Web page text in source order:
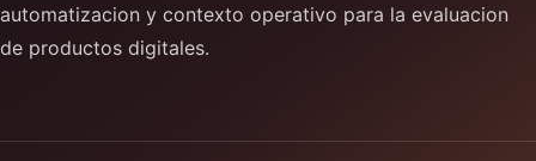
automatizacion y contexto operativo para la evaluacion
de productos digitales.